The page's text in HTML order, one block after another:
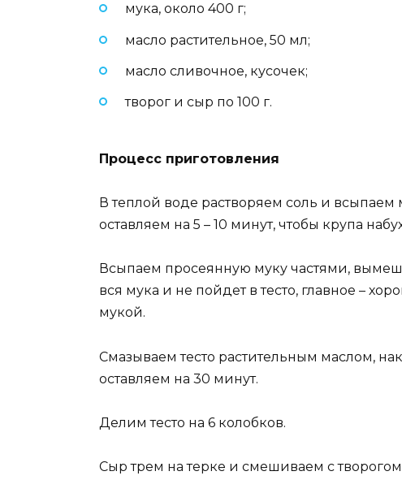
мука, около 400 г;
масло растительное, 50 мл;
масло сливочное, кусочек;
творог и сыр по 100 г.
Процесс приготовления
В теплой воде растворяем соль и
оставляем на 5 – 10 минут, чтобы крупа
Всыпаем просеянную муку частями,
вся мука и не пойдет в тесто, главное –
мукой.
Смазываем тесто растительным маслом,
оставляем на 30 минут.
Делим тесто на 6 колобков.
Сыр трем на терке и смешиваем с